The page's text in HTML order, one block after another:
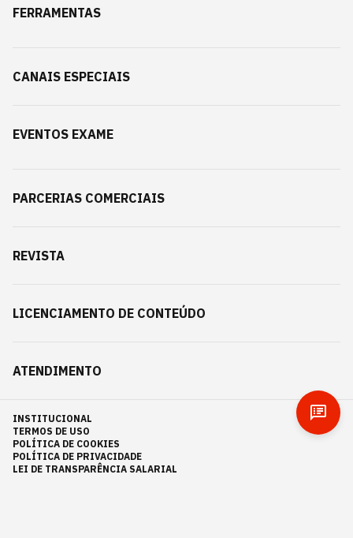
FERRAMENTAS
CANAIS ESPECIAIS
EVENTOS EXAME
PARCERIAS COMERCIAIS
REVISTA
LICENCIAMENTO DE CONTEÚDO
ATENDIMENTO
INSTITUCIONAL
TERMOS DE USO
POLÍTICA DE COOKIES
POLÍTICA DE PRIVACIDADE
LEI DE TRANSPARÊNCIA SALARIAL